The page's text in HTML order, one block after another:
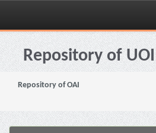
Skip
navigationRepository of
Repository of OAI